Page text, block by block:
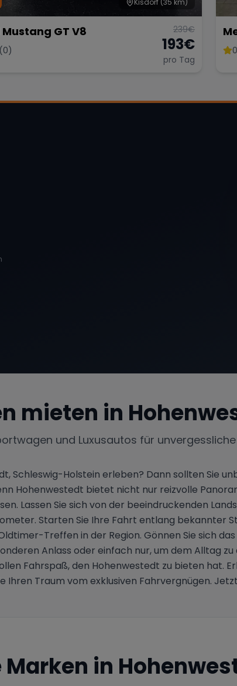
Kisdorf (35 km)
Mustang GT V8 239€
193€
pro Tag
mieten in
und Luxusautos für
Schleswig-Holstein erleben? Dann sollten Sie
Hohenwestedt bietet nicht nur reizvolle
Lassen Sie sich von der beeindruckenden
Starten Sie Ihre Fahrt entlang bekannter
Treffen in der Region. Gönnen Sie sich
Anlass oder einfach nur, um dem Alltag
Fahrspaß, den Hohenwestedt zu bieten hat.
Ihren Traum vom exklusiven Fahrvergnügen.
in